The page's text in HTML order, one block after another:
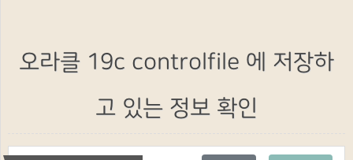
오라클 19c controlfile 에 저장하
고 있는 정보 확인